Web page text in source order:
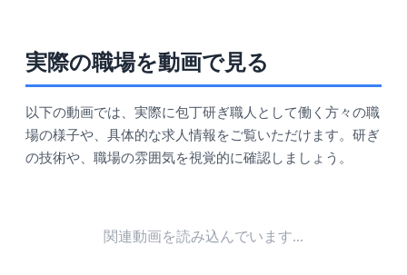
実際の職場を動画で見る
以下の動画では、実際に包丁研ぎ職人として働く方々の職
場の様子や、具体的な求人情報をご覧いただけます。研ぎ
の技術や、職場の雰囲気を視覚的に確認しましょう。
関連動画を読み込んでいます...